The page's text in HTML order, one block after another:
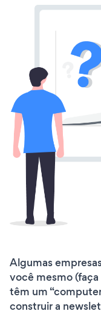
Algumas
você mesmo
têm um
construir a